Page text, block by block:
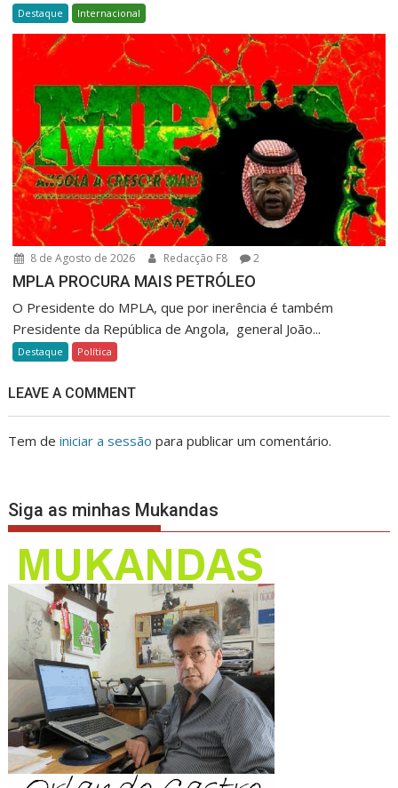
Destaque Internacional
8 de Agosto de 2026 Redacção F8 2
MPLA PROCURA MAIS PETRÓLEO
O Presidente do MPLA, que por inerência é também
Presidente da República de Angola, general João...
Destaque Política
LEAVE A COMMENT
Tem deiniciar a sessão para publicar um comentário.
Siga as minhas Mukandas